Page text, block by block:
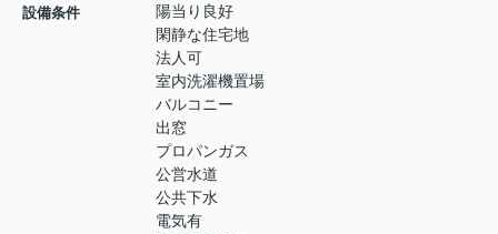
設備条件
陽当り良好
閑静な住宅地
法人可
室内洗濯機置場
バルコニー
出窓
プロパンガス
公営水道
公共下水
電気有